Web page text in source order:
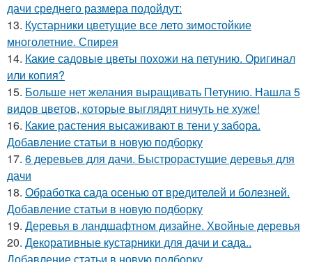
дачи среднего размера подойдут:
13. Кустарники цветущие все лето зимостойкие
многолетние. Спирея
14. Какие садовые цветы похожи на петунию. Оригинал
или копия?
15. Больше нет желания выращивать Петунию. Нашла 5
видов цветов, которые выглядят ничуть не хуже!
16. Какие растения высаживают в тени у забора.
Добавление статьи в новую подборку
17. 6 деревьев для дачи. Быстрорастущие деревья для
дачи
18. Обработка сада осенью от вредителей и болезней.
Добавление статьи в новую подборку
19. Деревья в ландшафтном дизайне. Хвойные деревья
20. Декоративные кустарники для дачи и сада..